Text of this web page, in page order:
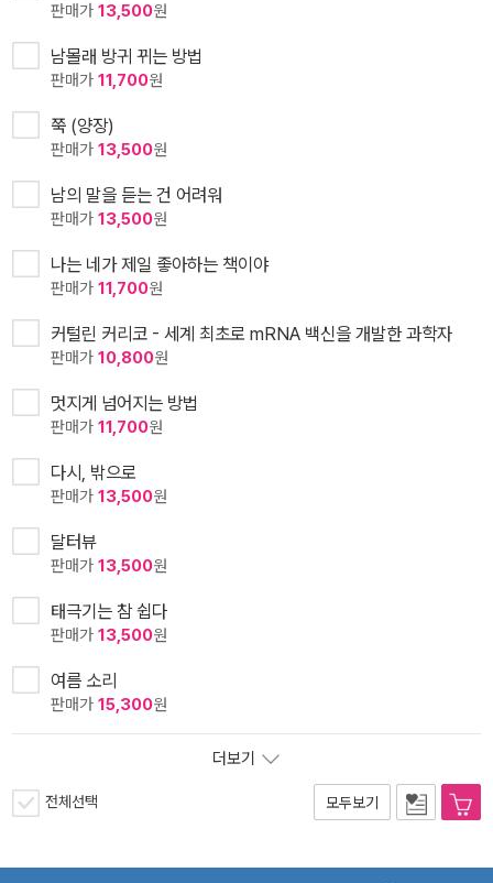
판매가 13,500원
남몰래 방귀 뀌는 방법
판매가 11,700원
쭉 (양장)
판매가 13,500원
남의 말을 듣는 건 어려워
판매가 13,500원
나는 네가 제일 좋아하는 책이야
판매가 11,700원
커털린 커리코 - 세계 최초로 mRNA 백신을 개발한 과학자
판매가 10,800원
멋지게 넘어지는 방법
판매가 11,700원
다시, 밖으로
판매가 13,500원
달터뷰
판매가 13,500원
태극기는 참 쉽다
판매가 13,500원
여름 소리
판매가 15,300원
더보기
전체선택 모두보기